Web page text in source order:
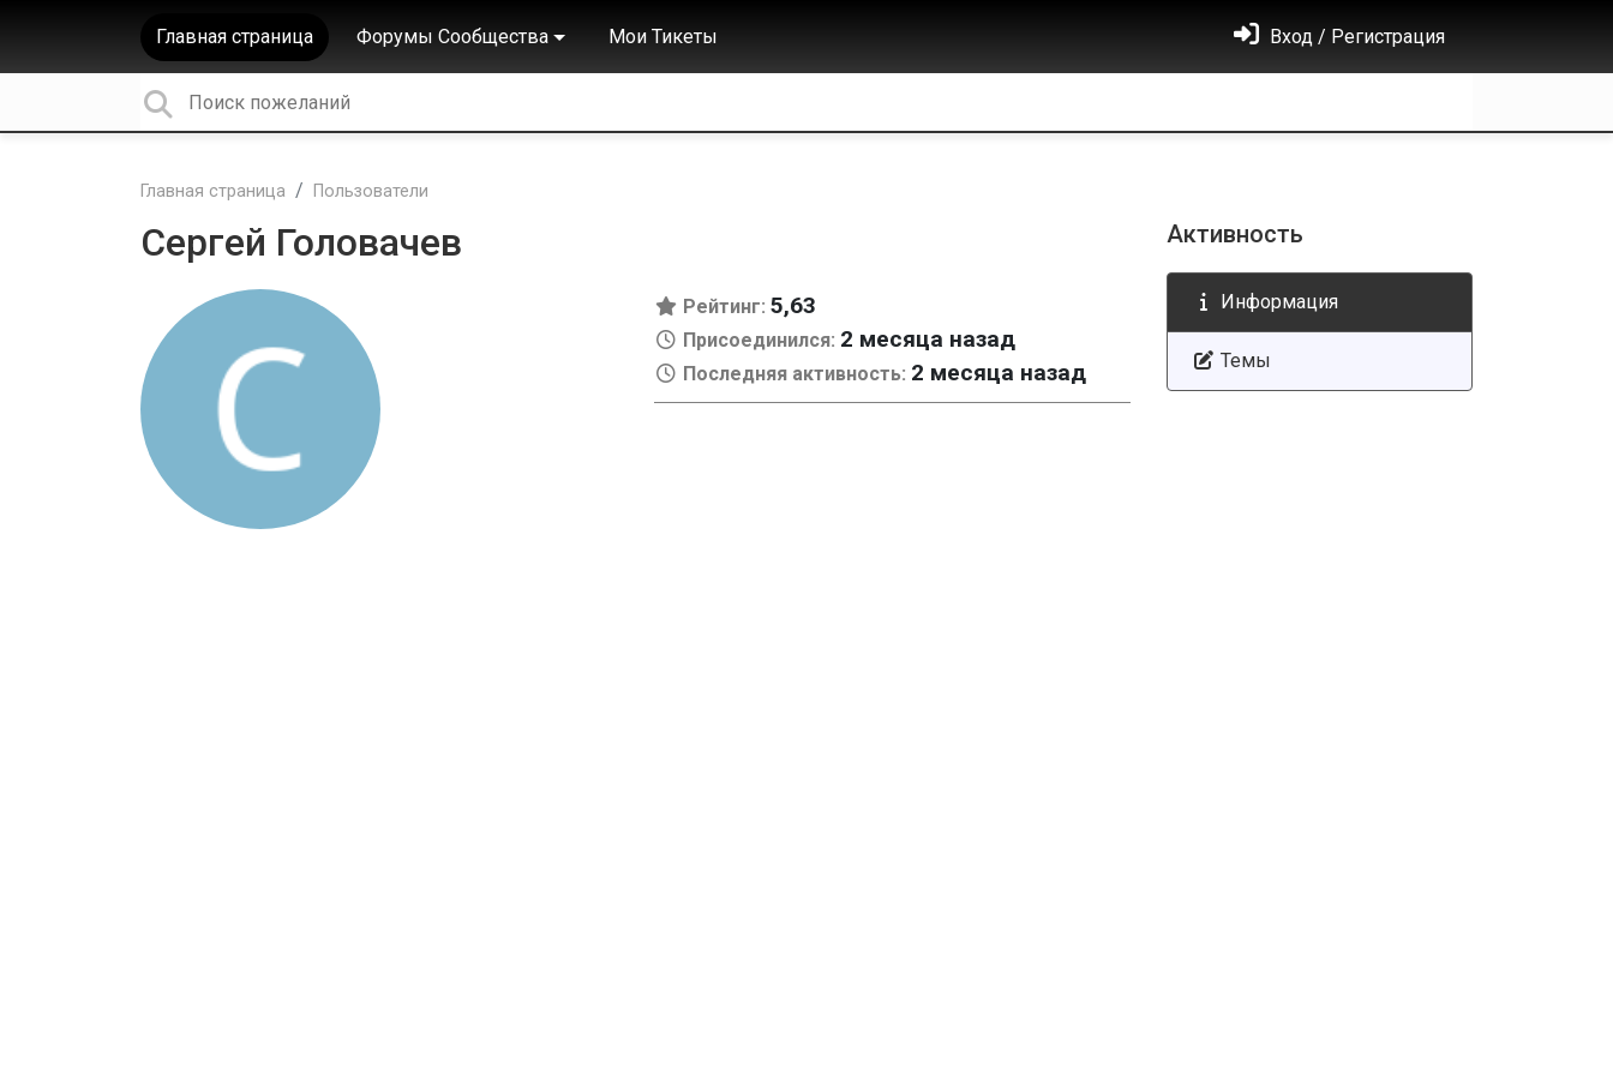
Главная страница Форумы Сообщества Мои Тикеты Вход / Регистрация
Главная страница Пользователи
Сергей Головачев
Рейтинг: 5,63
Присоединился: 2 месяца назад
Последняя активность: 2 месяца назад
Активность
Информация
Темы